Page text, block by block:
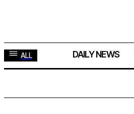
ALL DAILY NEWS